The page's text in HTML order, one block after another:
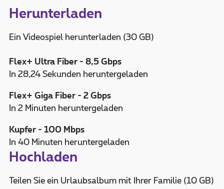
Herunterladen
Ein Videospiel herunterladen (30 GB)
Flex+ Ultra Fiber - 8,5 Gbps
In 28,24 Sekunden heruntergeladen
Flex+ Giga Fiber - 2 Gbps
In 2 Minuten heruntergeladen
Kupfer - 100 Mbps
In 40 Minuten heruntergeladen
Hochladen
Teilen Sie ein Urlaubsalbum mit Ihrer Familie (10 GB)